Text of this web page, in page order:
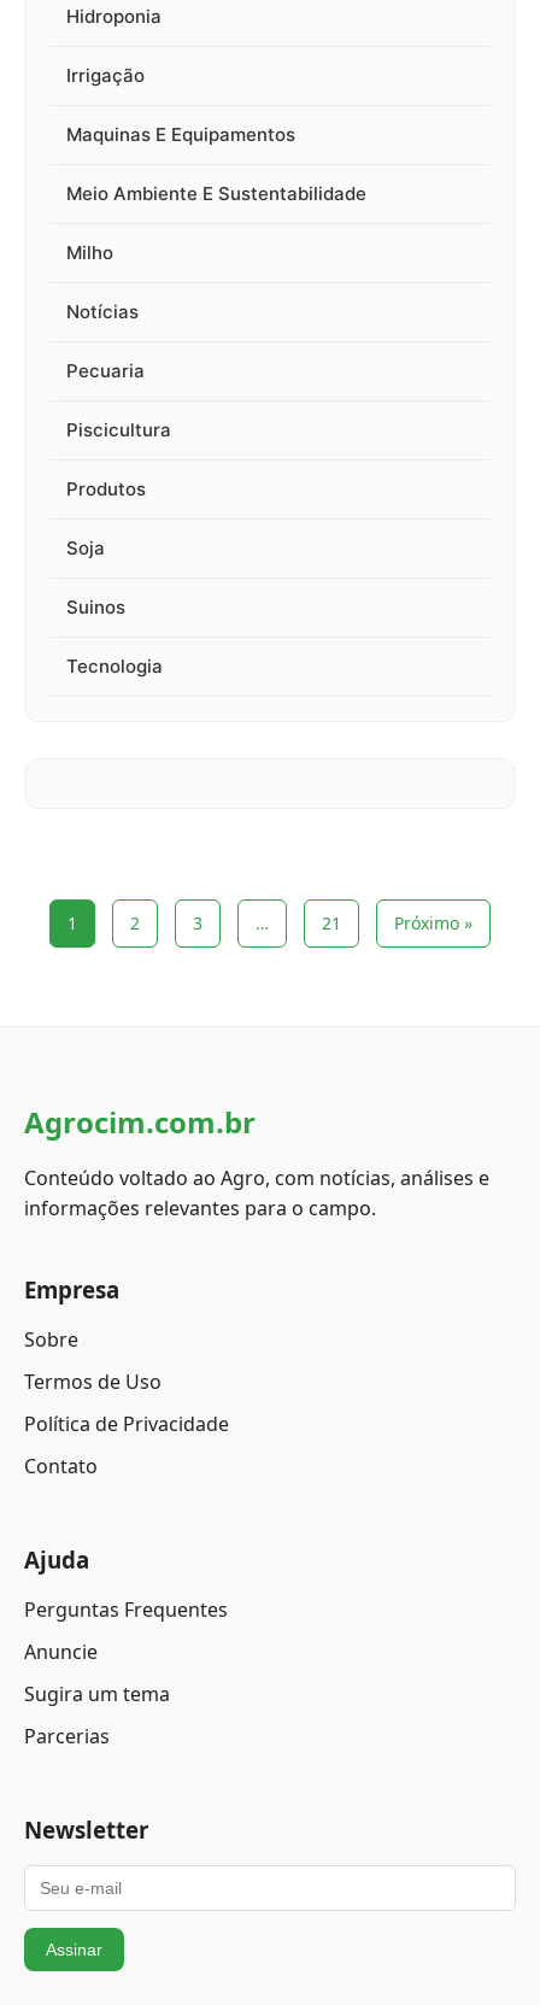
Hidroponia
Irrigação
Maquinas E Equipamentos
Meio Ambiente E Sustentabilidade
Milho
Notícias
Pecuaria
Piscicultura
Produtos
Soja
Suinos
Tecnologia
1 2 3 … 21 Próximo »
Agrocim.com.br
Conteúdo voltado ao Agro, com notícias, análises e
informações relevantes para o campo.
Empresa
Sobre
Termos de Uso
Política de Privacidade
Contato
Ajuda
Perguntas Frequentes
Anuncie
Sugira um tema
Parcerias
Newsletter
Assinar